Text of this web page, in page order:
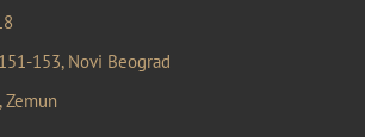
153, Novi Beograd
Zemun